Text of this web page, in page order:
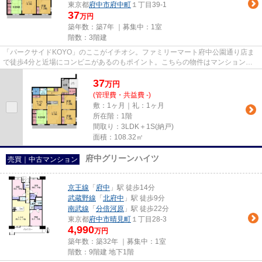
東京都府中市府中町 １丁目39-1
37万円
築年数：築7年 ｜募集中： 1室
階数：3階建
「パークサイドKOYO」のここがイチオシ。ファミリーマート府中公園通り店ま
で徒歩4分と近場にコンビニがあるのもポイント。こちらの物件はマンションで
す。しっかりとした造りが自慢の...
37万円
(管理費・共益費 -)
敷：1ヶ月｜礼：1ヶ月
所在階：1階
間取り：3LDK＋1S(納戸)
面積：108.32㎡
売買｜中古マンション 府中グリーンハイツ
京王線 「 府中 」駅 徒歩14分
武蔵野線 「 北府中 」駅 徒歩9分
南武線 「 分倍河原 」駅 徒歩22分
東京都府中市晴見町 １丁目28-3
4,990万円
築年数：築32年 ｜募集中： 1室
階数：9階建 地下1階